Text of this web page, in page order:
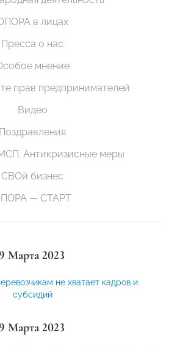
в лицах
Пресса о нас
мнение
прав предпринимателей
Видео
Поздравления
Антикризисные меры
СВОй бизнес
— СТАРТ
Марта 2023
не хватает кадров и
субсидий
Марта 2023